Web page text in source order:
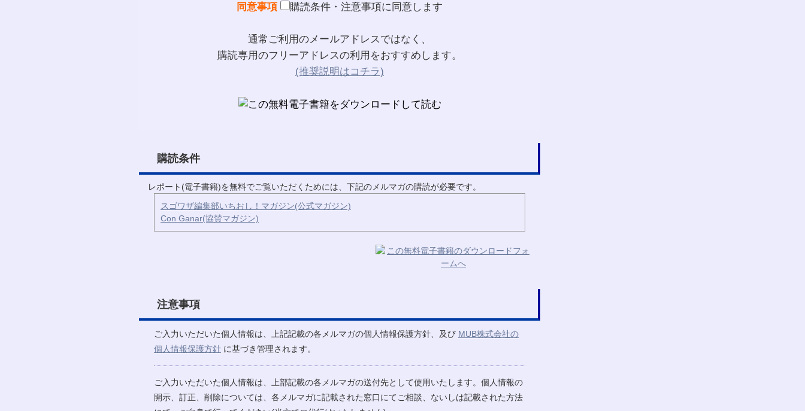
同意事項
購読条件・注意事項に同意します
通常ご利用のメールアドレスではなく、
購読専用のフリーアドレスの利用をおすすめします。
(推奨説明はコチラ)
購読条件
レポート(電子書籍)を無料でご覧いただくためには、下記のメルマガの購読が必要です。
スゴワザ編集部いちおし！マガジン(公式マガジン)
Con Ganar(協賛マガジン)
注意事項
ご入力いただいた個人情報は、上記記載の各メルマガの個人情報保護方針、及び MUB株式会社の
個人情報保護方針 に基づき管理されます。
ご入力いただいた個人情報は、上部記載の各メルマガの送付先として使用いたします。個人情報の
開示、訂正、削除については、各メルマガに記載された窓口にてご相談、ないしは記載された方法